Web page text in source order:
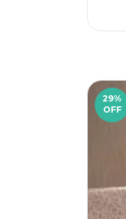
29%
OFF